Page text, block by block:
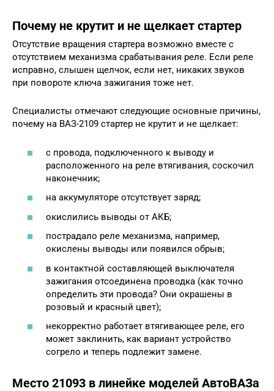
Почему не крутит и не щелкает стартер
Отсутствие вращения стартера возможно вместе с
отсутствием механизма срабатывания реле. Если реле
исправно, слышен щелчок, если нет, никаких звуков
при повороте ключа зажигания тоже нет.
Специалисты отмечают следующие основные причины,
почему на ВАЗ-2109 стартер не крутит и не щелкает:
с провода, подключенного к выводу и
расположенного на реле втягивания, соскочил
наконечник;
на аккумуляторе отсутствует заряд;
окислились выводы от АКБ;
пострадало реле механизма, например,
окислены выводы или появился обрыв;
в контактной составляющей выключателя
зажигания отсоединена проводка (как точно
определить эти провода? Они окрашены в
розовый и красный цвет);
некорректно работает втягивающее реле, его
может заклинить, как вариант устройство
согрело и теперь подлежит замене.
Место 21093 в линейке моделей АвтоВАЗа